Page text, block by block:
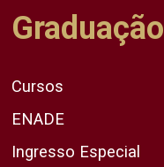
Graduação
Cursos
ENADE
Ingresso Especial